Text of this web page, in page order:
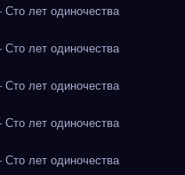
лет одиночества
лет одиночества
лет одиночества
лет одиночества
лет одиночества